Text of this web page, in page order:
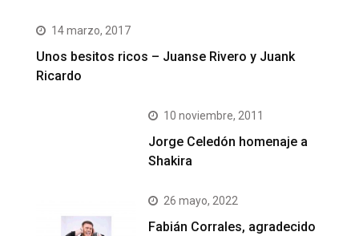
14 marzo, 2017
Unos besitos ricos – Juanse Rivero y Juank
Ricardo
10 noviembre, 2011
Jorge Celedón homenaje a
Shakira
26 mayo, 2022
Fabián Corrales, agradecido